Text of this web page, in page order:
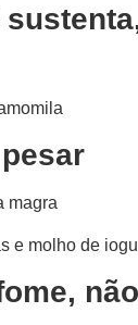
magra
e molho de